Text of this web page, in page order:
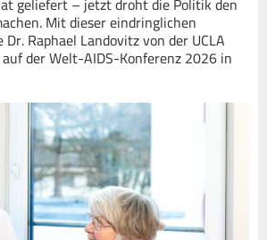
Mit dieser eindringlichen
Raphael Landovitz von der UCLA
der Welt-AIDS-Konferenz 2026 in